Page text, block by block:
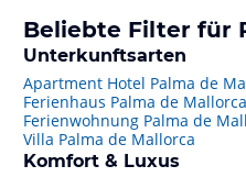
Beliebte Filter für
Unterkunftsarten
Apartment Hotel Palma de
Ferienhaus Palma de Mallorca
Ferienwohnung Palma de
Villa Palma de Mallorca
Komfort & Luxus